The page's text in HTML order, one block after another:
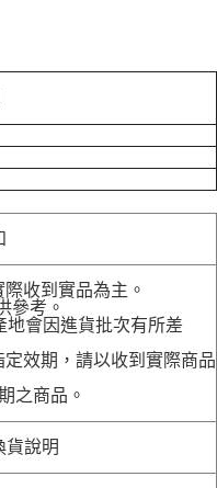
收到實品為主。
參考。
會因進貨批次有所差
效期，請以收到實際商品
之商品。
貨說明